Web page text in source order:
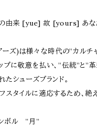
の由来 [yue] 故 [yours] あな
ズ)は様々な時代の”カルチ
プに敬意を払い、”伝統”と”
たシューズブランド。
スタイルに適応するため、絶
ボル ”月”